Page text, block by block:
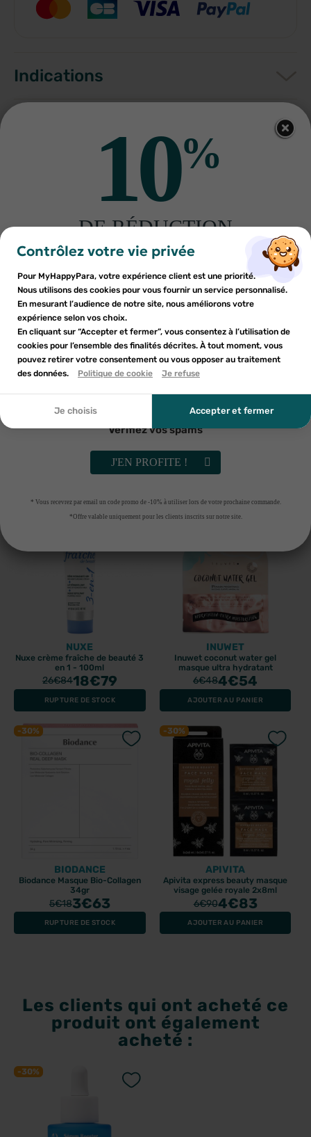
Indications
Autres produits pour vous
-30%
Inuwet Supers Pouvoirs masque
€01
AJOUTER AU PANIER
-30%
Antipodes Flora masque
75ml
€53 18
AJOUTER AU PANIER
-30%
NUXE
Nuxe crème fraîche de beauté 3
en 1 - 100ml
26€8418€79
RUPTURE DE STOCK
-30%
INUWET
Inuwet coconut water gel
masque ultra hydratant
6€484€54
AJOUTER AU PANIER
-30%
BIODANCE
Biodance Masque Bio-Collagen
34gr
5€183€63
RUPTURE DE STOCK
-30%
APIVITA
Apivita express beauty masque
visage gelée royale 2x8ml
6€904€83
AJOUTER AU PANIER
Les clients qui ont acheté ce
produit ont également
acheté :
-30%
Ajouter à ma liste d'envies ×
add_circle_outline
Créer une nouvelle liste
×
Nom de la liste d'envies
Annuler
Créer une liste d'envies
×
Vous devez être connecté pour ajouter des produits à votre
liste d'envies.
Annuler
Connexion
Contrôlez votre vie privée
Pour MyHappyPara, votre expérience client est une priorité.
Nous utilisons des cookies pour vous fournir un service personnalisé.
En mesurant l’audience de notre site, nous améliorons votre
expérience selon vos choix.
En cliquant sur “Accepter et fermer”, vous consentez à l’utilisation de
cookies pour l’ensemble des finalités décrites. À tout moment, vous
pouvez retirer votre consentement ou vous opposer au traitement
des données.
Politique de cookie Je refuse
Je choisis Accepter et fermer
10%
DE RÉDUCTION
sur votre première commande
Inscrivez-vous à notre newsletter et profitez
d'une réduction sur votre première commande*
En soumettant ce formulaire, j'accepte que les
informations saisies soient utilisées dans le cadre de
découler. Vous référer à la politique de confidentialité.
Vérifiez vos spams
J'EN PROFITE !
* Vous recevrez par email un code promo de -10% à utiliser lors de votre prochaine commande.
*Offre valable uniquement pour les clients inscrits sur notre site.